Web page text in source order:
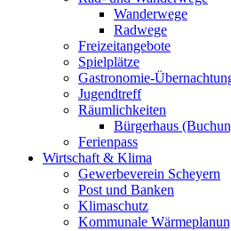
Wanderwege
Radwege
Freizeitangebote
Spielplätze
Gastronomie-
Jugendtreff
Räumlichkeiten
Bürgerhaus
Ferienpass
Wirtschaft & Klima
Gewerbeverein Scheyern
Post und Banken
Klimaschutz
Kommunale